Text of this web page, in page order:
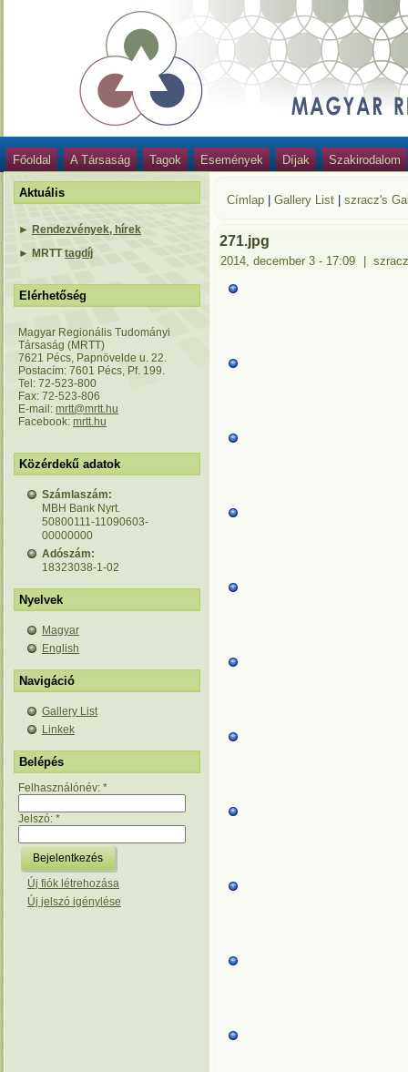
Főoldal A Társaság Tagok Események Díjak Szakirodalom
Aktuális
► Rendezvények, hírek
► MRTTtagdíj
Elérhetőség
Magyar Regionális Tudományi
Társaság (MRTT)
7621 Pécs, Papnövelde u. 22.
Postacím: 7601 Pécs, Pf. 199.
Tel: 72-523-800
Fax: 72-523-806
E-mail: mrtt@mrtt.hu
Facebook: mrtt.hu
Közérdekű adatok
Számlaszám:
MBH Bank Nyrt.
50800111-11090603-
00000000
Adószám:
18323038-1-02
Nyelvek
Magyar
English
Navigáció
Gallery List
Linkek
Belépés
Felhasználónév: *
Jelszó: *
Új fiók létrehozása
Új jelszó igénylése
Címlap |Gallery List |szracz's
271.jpg
2014, december 3 - 17:09